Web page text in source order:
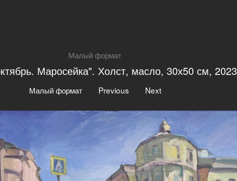
Малый формат
Маросейка". Холст, масло, 30х50 см, 2023
Малый формат Previous Next